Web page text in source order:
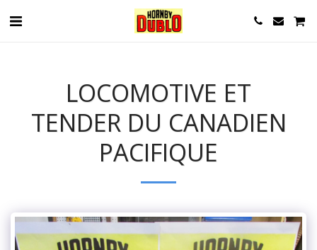
LOCOMOTIVE ET
TENDER DU CANADIEN
PACIFIQUE